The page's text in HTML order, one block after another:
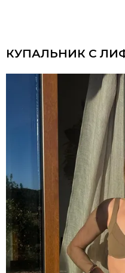
КУПАЛЬНИК С